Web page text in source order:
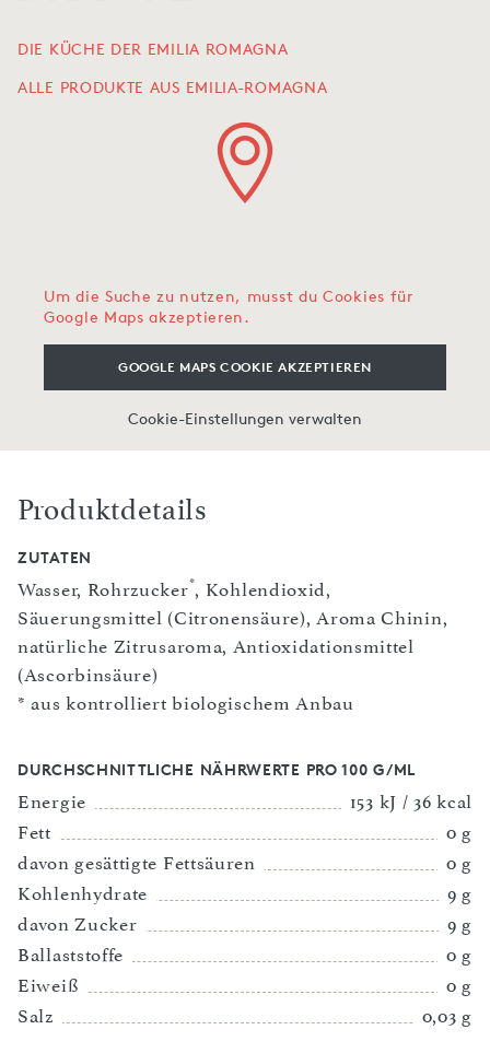
DIE KÜCHE DER EMILIA ROMAGNA
ALLE PRODUKTE AUS EMILIA-ROMAGNA
Um die Suche zu nutzen, musst du Cookies für
Google Maps akzeptieren.
GOOGLE MAPS COOKIE AKZEPTIEREN
Cookie-Einstellungen verwalten
Produktdetails
ZUTATEN
Wasser, Rohrzucker*, Kohlendioxid,
Säuerungsmittel (Citronensäure), Aroma Chinin,
natürliche Zitrusaroma, Antioxidationsmittel
(Ascorbinsäure)
* aus kontrolliert biologischem Anbau
DURCHSCHNITTLICHE NÄHRWERTE PRO 100 G/ML
Energie
153 kJ / 36 kcal
Fett
0 g
davon gesättigte Fettsäuren
0 g
Kohlenhydrate
9 g
davon Zucker
9 g
Ballaststoffe
0 g
Eiweiß
0 g
Salz
0,03 g